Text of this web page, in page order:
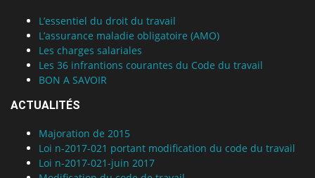
L’essentiel du droit du travail
L’assurance maladie obligatoire (AMO)
Les charges salariales
Les 36 infrantions courantes du Code du travail
BON A SAVOIR
ACTUALITÉS
Majoration de 2015
Loi n-2017-021 portant modification du code du travail
Loi n-2017-021-juin 2017